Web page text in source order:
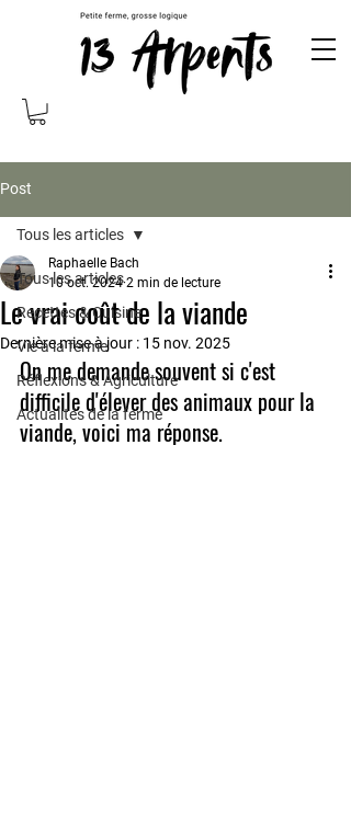
Post
Tous les articles
Recettes & Cuisine
Vie à la ferme
Réflexions & Agriculture
Actualités de la ferme
Tous les articles
Le vrai coût de la viande
Raphaelle Bach
10 oct. 2024 2 min de lecture
Dernière mise à jour : 15 nov. 2025
On me demande souvent si c'est
difficile d'élever des animaux pour la
viande, voici ma réponse.